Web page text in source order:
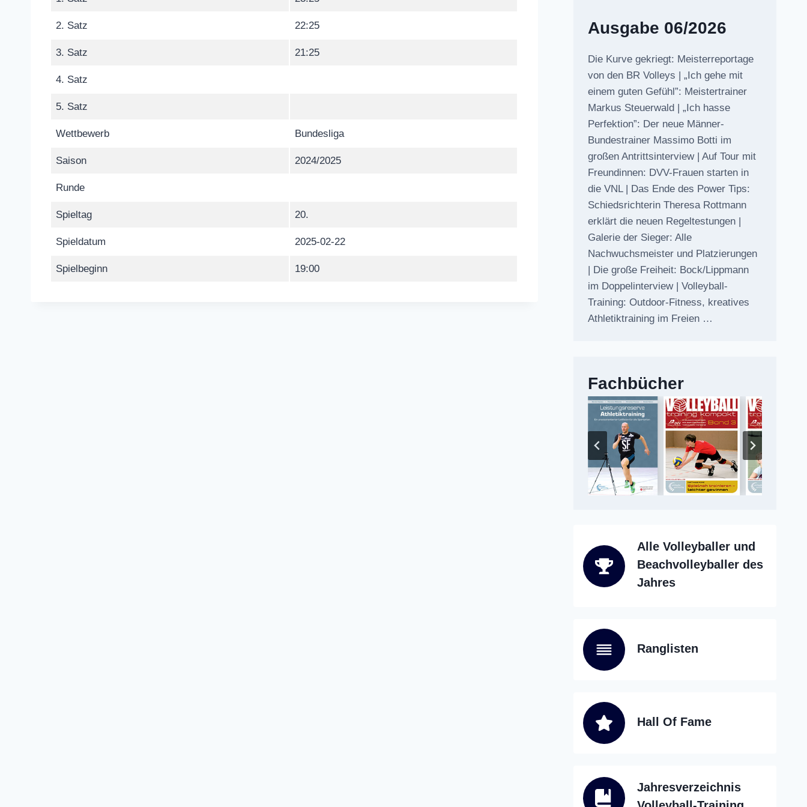
2. Satz 22:25
3. Satz 21:25
4. Satz
5. Satz
Wettbewerb Bundesliga
Saison 2024/2025
Runde
Spieltag 20.
Spieldatum 2025-02-22
Spielbeginn 19:00
Ausgabe 06/2026
Die Kurve gekriegt: Meisterreportage
von den BR Volleys | „Ich gehe mit
einem guten Gefühl”: Meistertrainer
Markus Steuerwald | „Ich hasse
Perfektion”: Der neue Männer-
Bundestrainer Massimo Botti im
großen Antrittsinterview | Auf Tour mit
Freundinnen: DVV-Frauen starten in
die VNL | Das Ende des Power Tips:
Schiedsrichterin Theresa Rottmann
erklärt die neuen Regeltestungen |
Galerie der Sieger: Alle
Nachwuchsmeister und Platzierungen
| Die große Freiheit: Bock/Lippmann
im Doppelinterview | Volleyball-
Training: Outdoor-Fitness, kreatives
Athletiktraining im Freien …
Fachbücher
Alle Volleyballer und
Beachvolleyballer des
Jahres
Ranglisten
Hall Of Fame
Jahresverzeichnis